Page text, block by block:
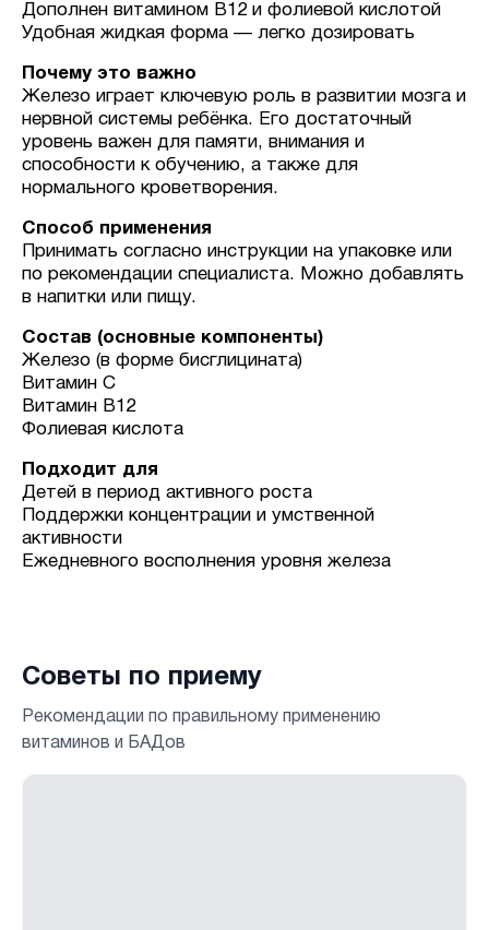
Дополнен витамином B12 и фолиевой кислотой
Удобная жидкая форма — легко дозировать
Почему это важно
Железо играет ключевую роль в развитии мозга и
нервной системы ребёнка. Его достаточный
уровень важен для памяти, внимания и
способности к обучению, а также для
нормального кроветворения.
Способ применения
Принимать согласно инструкции на упаковке или
по рекомендации специалиста. Можно добавлять
в напитки или пищу.
Состав (основные компоненты)
Железо (в форме бисглицината)
Витамин C
Витамин B12
Фолиевая кислота
Подходит для
Детей в период активного роста
Поддержки концентрации и умственной
активности
Ежедневного восполнения уровня железа
Советы по приему
Рекомендации по правильному применению
витаминов и БАДов